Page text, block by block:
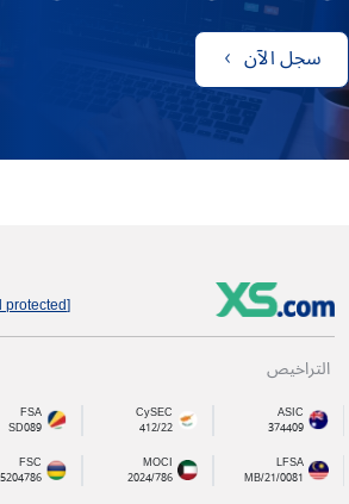
سجل الآن
[email protected]
التراخيص
ASIC
374409
CySEC
412/22
FSA
SD089
LFSA
MB/21/0081
MOCI
2024/786
FSC